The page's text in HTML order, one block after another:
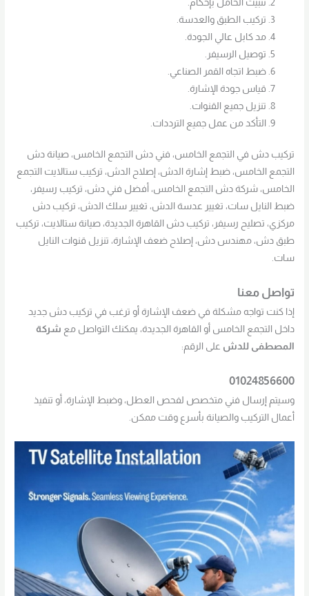
تثبيت الحامل بإحكام.
تركيب الطبق والعدسة.
مد كابل عالي الجودة.
توصيل الرسيفر.
ضبط اتجاه القمر الصناعي.
قياس جودة الإشارة.
تنزيل جميع القنوات.
التأكد من عمل جميع الترددات.
تركيب دش في التجمع الخامس، فني دش التجمع الخامس، صيانة دش
التجمع الخامس، ضبط إشارة الدش، إصلاح الدش، تركيب ستالايت التجمع
الخامس، شركة دش التجمع الخامس، أفضل فني دش، تركيب رسيفر،
ضبط النايل سات، تغيير عدسة الدش، تغيير سلك الدش، تركيب دش
مركزي، تصليح رسيفر، تركيب دش القاهرة الجديدة، صيانة ستالايت، تركيب
طبق دش، مهندس دش، إصلاح ضعف الإشارة، تنزيل قنوات النايل
سات.
تواصل معنا
إذا كنت تواجه مشكلة في ضعف الإشارة أو ترغب في تركيب دش جديد
داخل التجمع الخامس أو القاهرة الجديدة، يمكنك التواصل مع شركة
المصطفى للدش على الرقم:
01024856600
وسيتم إرسال فني متخصص لفحص العطل، وضبط الإشارة، أو تنفيذ
أعمال التركيب والصيانة بأسرع وقت ممكن.